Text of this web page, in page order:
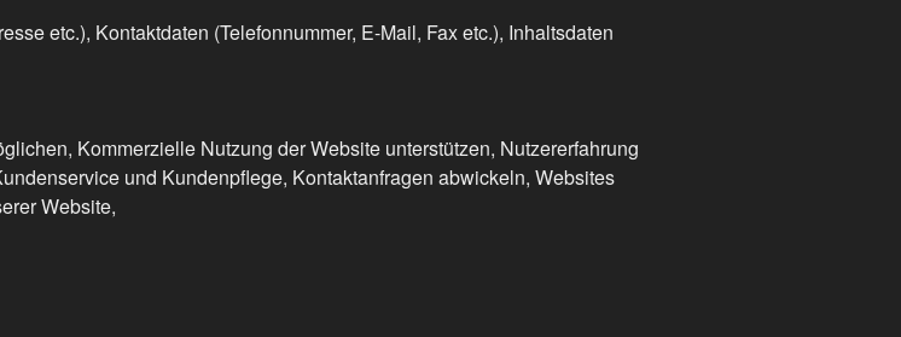
etc.), Kontaktdaten (Telefonnummer, E-Mail, Fax etc.), Inhaltsdaten
Kommerzielle Nutzung der Website unterstützen, Nutzererfahrung
und Kundenpflege, Kontaktanfragen abwickeln, Websites
Website,